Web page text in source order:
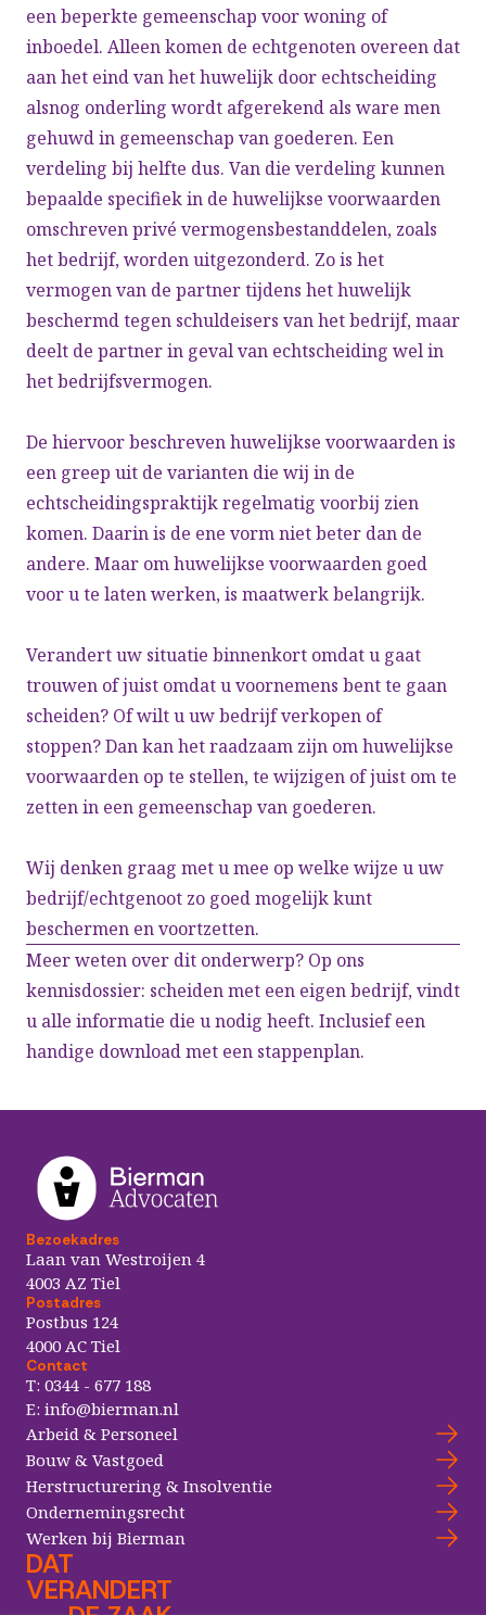
een beperkte gemeenschap voor woning of
inboedel. Alleen komen de echtgenoten overeen dat
aan het eind van het huwelijk door echtscheiding
alsnog onderling wordt afgerekend als ware men
gehuwd in gemeenschap van goederen. Een
verdeling bij helfte dus. Van die verdeling kunnen
bepaalde specifiek in de huwelijkse voorwaarden
omschreven privé vermogensbestanddelen, zoals
het bedrijf, worden uitgezonderd. Zo is het
vermogen van de partner tijdens het huwelijk
beschermd tegen schuldeisers van het bedrijf, maar
deelt de partner in geval van echtscheiding wel in
het bedrijfsvermogen.
De hiervoor beschreven huwelijkse voorwaarden is
een greep uit de varianten die wij in de
echtscheidingspraktijk regelmatig voorbij zien
komen. Daarin is de ene vorm niet beter dan de
andere. Maar om huwelijkse voorwaarden goed
voor u te laten werken, is maatwerk belangrijk.
Verandert uw situatie binnenkort omdat u gaat
trouwen of juist omdat u voornemens bent te gaan
scheiden? Of wilt u uw bedrijf verkopen of
stoppen? Dan kan het raadzaam zijn om huwelijkse
voorwaarden op te stellen, te wijzigen of juist om te
zetten in een gemeenschap van goederen.
Wij denken graag met u mee op welke wijze u uw
bedrijf/echtgenoot zo goed mogelijk kunt
beschermen en voortzetten.
Meer weten over dit onderwerp? Op ons
kennisdossier: scheiden met een eigen bedrijf, vindt
u alle informatie die u nodig heeft. Inclusief een
handige download met een stappenplan.
Bezoekadres
Laan van Westroijen 4
4003 AZ Tiel
Postadres
Postbus 124
4000 AC Tiel
Contact
T: 0344 - 677 188
E: info@bierman.nl
Arbeid & Personeel
Bouw & Vastgoed
Herstructurering & Insolventie
Ondernemingsrecht
Werken bij Bierman
DAT
VERANDERT